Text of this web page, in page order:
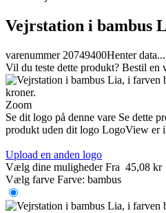
Vejrstation i bambus
varenummer 20749400Henter data...
Vil du teste dette produkt? Bestil en
Zoom
Se dit logo på denne vare Se dette
produkt uden dit logo LogoView er
Upload en anden logo
Vælg dine muligheder Fra 45,08 kr
Vælg farve Farve: bambus